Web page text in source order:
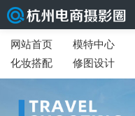
网站首页 模特中心
化妆搭配
修图设计